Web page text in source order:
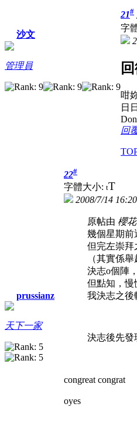
沙文
管理員
21#
字
咁
日
回
prussianz
天下一家
22#
字體大小: tT
2008/7/14 16:20
原帖由 櫻
幾個星期前
但完左崇拜
（其實係
決志o個陣
但點知，慢
我決志之後
決志後先發
congreat congrat
oyes